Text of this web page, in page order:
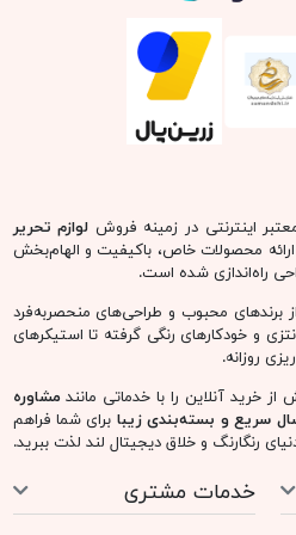
اینترنتی در زمینه فروش لوازم تحریر
محصولات خاص، باکیفیت و الهام‌بخش
راه‌اندازی شده است.
برندهای محبوب و طراحی‌های منحصربه‌فرد
و خودکارهای رنگی گرفته تا استیکرهای
روزانه.
خرید آنلاین را با خدماتی مانندمشاوره
سریع و بسته‌بندی زیبا برای شما فراهم
رنگارنگ و خلاق دیجیتال لند لذت ببرید.
خدمات مشتری